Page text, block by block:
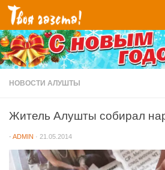
Перейти к содержимому
НОВОСТИ АЛУШТЫ
Житель Алушты собирал
- ADMIN · 21.05.2014